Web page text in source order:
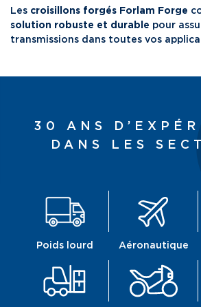
Les croisillons forgés Forlam Forge
solution robuste et durable pour
transmissions dans toutes vos
30 ANS
DANS LES
Poids lourd Aéronautique